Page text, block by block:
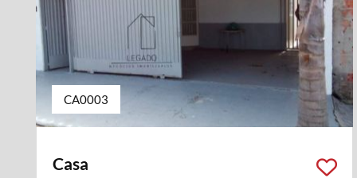
CA0003
Casa